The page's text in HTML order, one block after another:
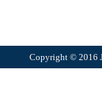
Copyright © 2016